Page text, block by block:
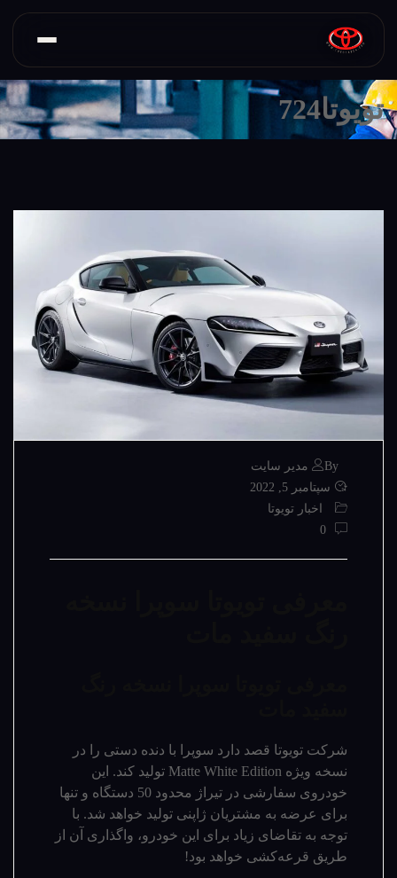
تویوتا724
By مدیر سایت
سپتامبر 5, 2022
اخبار تویوتا
0
شرکت تویوتا قصد دارد سوپرا با دنده دستی را در
نسخه ویژه Matte White Edition تولید کند. این
خودروی سفارشی در تیراژ محدود 50 دستگاه و تنها
برای عرضه به مشتریان ژاپنی تولید خواهد شد. با
توجه به تقاضای زیاد برای این خودرو، واگذاری آن از
طریق قرعه‌کشی خواهد بود!